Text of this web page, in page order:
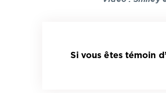
Si vous êtes témoin